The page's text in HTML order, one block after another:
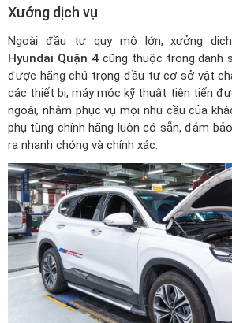
Xưởng dịch vụ
Ngoài đầu tư quy mô lớn, xưởng
Hyundai Quận 4cũng thuộc trongdanh
được hãng chú trọng đầu tư cơ sở vật
các thiết bị, máy móc kỹ thuật tiên tiến
ngoài, nhằm phục vụ mọi nhu cầu của
phụ tùng chính hãng luôn có sẵn, đảm
ra nhanh chóng và chính xác.